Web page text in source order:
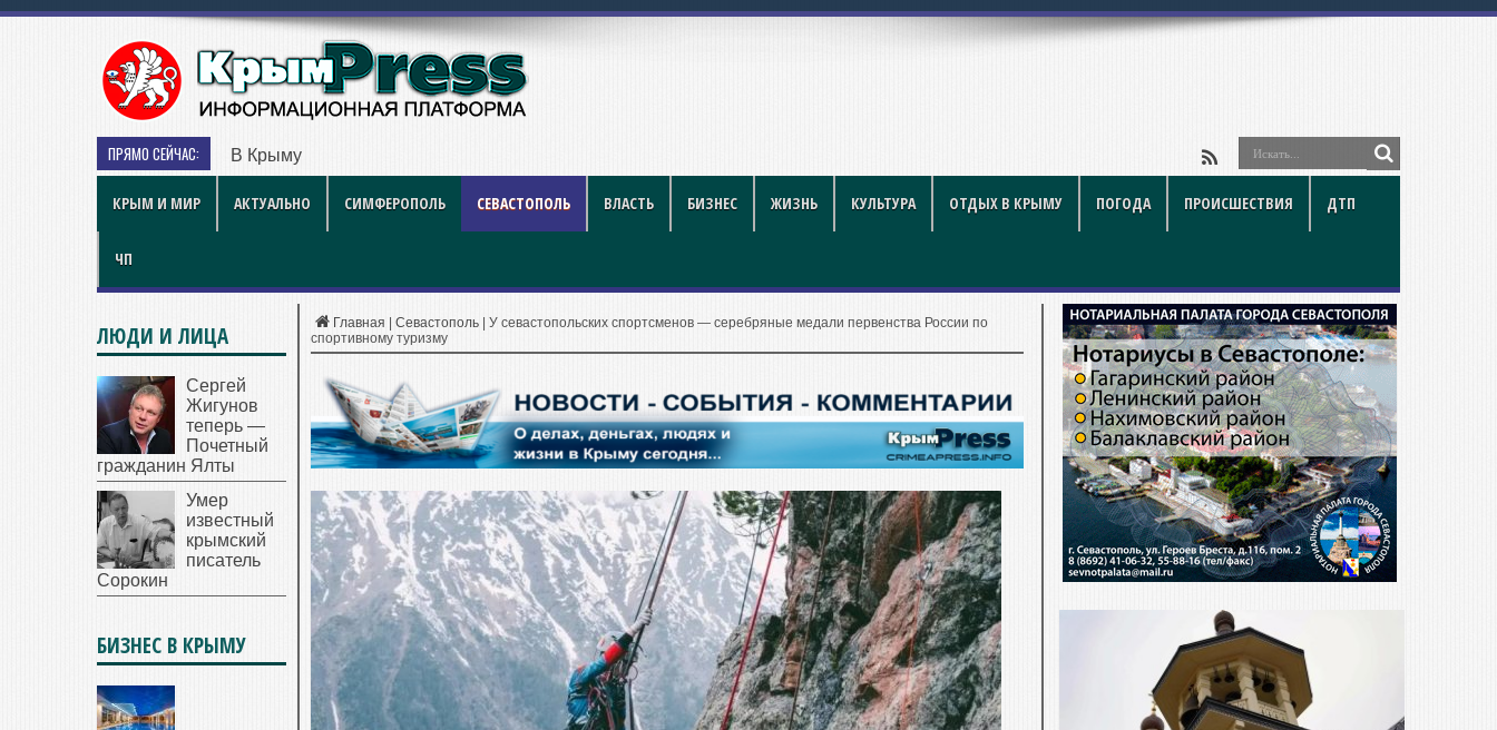
ПРЯМО СЕЙЧАС: В Крыму дизель продают по 119 рублей за литр
КРЫМ И МИР АКТУАЛЬНО СИМФЕРОПОЛЬ СЕВАСТОПОЛЬ ВЛАСТЬ БИЗНЕС ЖИЗНЬ КУЛЬТУРА ОТДЫХ В КРЫМУ ПОГОДА ПРОИСШЕСТВИЯ ДТП
ЧП
Главная Севастополь
У севастопольских спортсменов — серебряные медали первенства России по
спортивному туризму
ЛЮДИ И ЛИЦА
Сергей
Жигунов
теперь —
Почетный
гражданин Ялты
Умер
известный
крымский
писатель
Сорокин
БИЗНЕС В КРЫМУ